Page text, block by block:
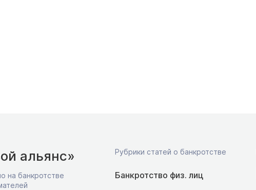
альянс»
на банкротстве
Рубрики статей о банкротстве
Банкротство физ. лиц